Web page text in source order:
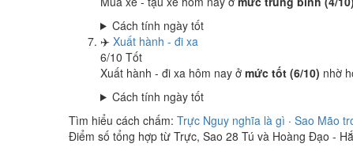
Cách tính ngày tốt
✈️ Xuất hành - đi xa
6/10 Tốt
Xuất hành - đi xa hôm nay ở mức tốt (6/10) nhờ
Cách tính ngày tốt
Tìm hiểu cách chấm: Trực Nguy nghĩa là gì · Sao Mão
Điểm số tổng hợp từ Trực, Sao 28 Tú và Hoàng Đạo -